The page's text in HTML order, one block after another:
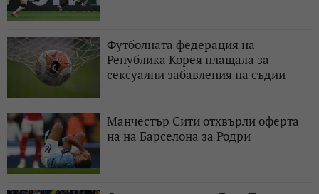
Футболната федерация на
Република Корея плащала за
сексуални забавления на съдии
Манчестър Сити отхвърли оферта
на на Барселона за Родри